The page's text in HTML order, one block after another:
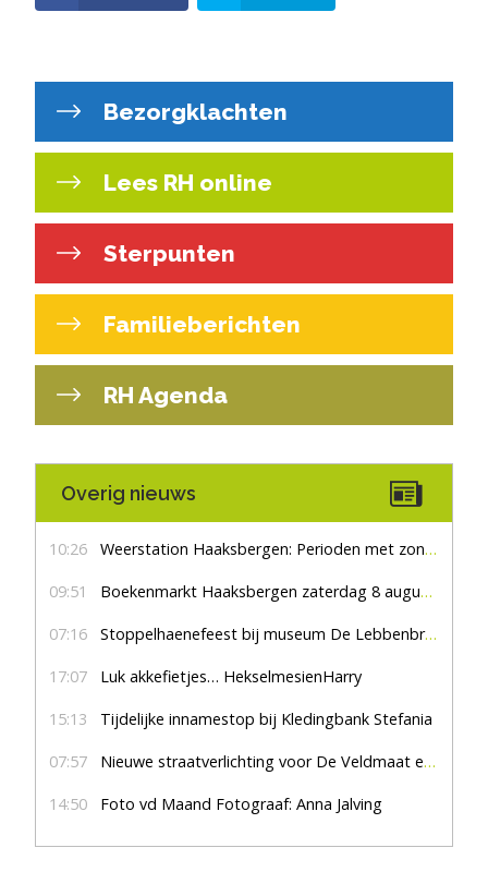
Bezorgklachten
Lees RH online
Sterpunten
Familieberichten
RH Agenda
Overig nieuws
10:26 Weerstation Haaksbergen: Perioden met zon en droog
09:51 Boekenmarkt Haaksbergen zaterdag 8 augustus, marktplein Haaksbergen
07:16 Stoppelhaenefeest bij museum De Lebbenbrugge
17:07 Luk akkefietjes… HekselmesienHarry
15:13 Tijdelijke innamestop bij Kledingbank Stefania
07:57 Nieuwe straatverlichting voor De Veldmaat en De Pas
14:50 Foto vd Maand Fotograaf: Anna Jalving